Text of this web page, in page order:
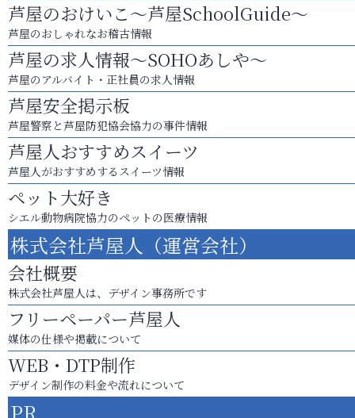
芦屋のおけいこ～芦屋SchoolGuide～
芦屋のおしゃれなお稽古情報
芦屋の求人情報～SOHOあしや～
芦屋のアルバイト・正社員の求人情報
芦屋安全掲示板
芦屋警察と芦屋防犯協会協力の事件情報
芦屋人おすすめスイーツ
芦屋人がおすすめするスイーツ情報
ペット大好き
シエル動物病院協力のペットの医療情報
株式会社芦屋人（運営会社）
会社概要
株式会社芦屋人は、デザイン事務所です
フリーペーパー芦屋人
媒体の仕様や掲載について
WEB・DTP制作
デザイン制作の料金や流れについて
PR